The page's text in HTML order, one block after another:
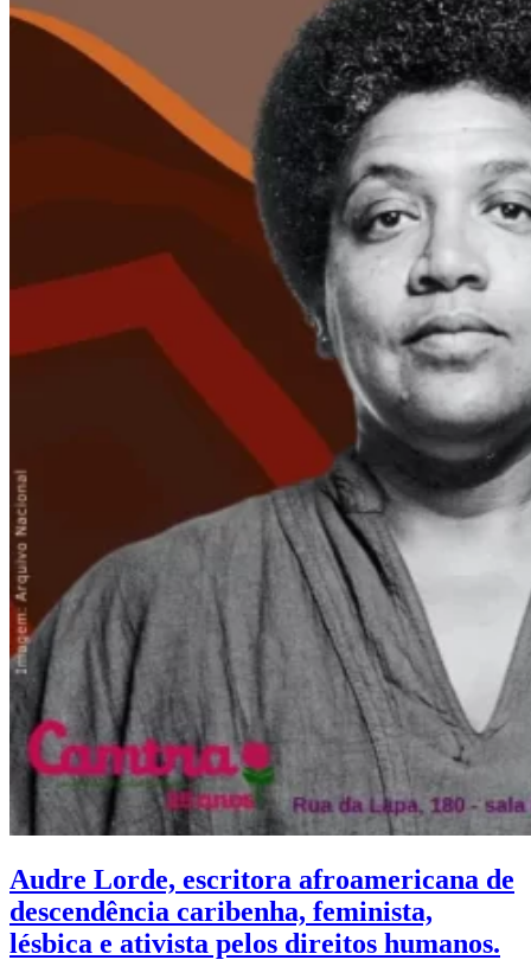
Audre Lorde, escritora afroamericana de
descendência caribenha, feminista,
lésbica e ativista pelos direitos humanos.